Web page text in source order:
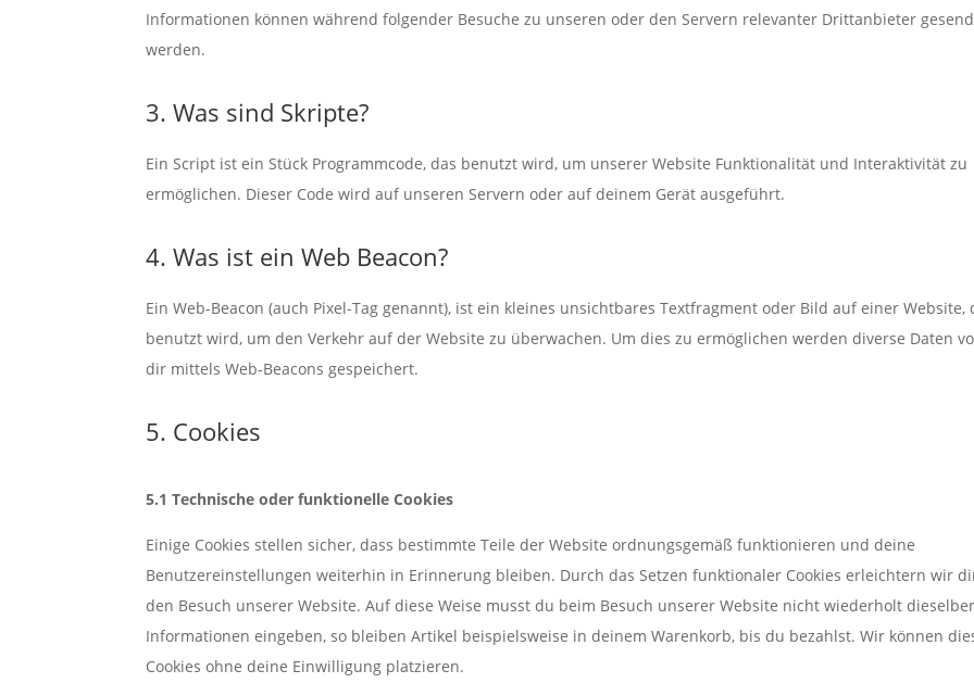
Informationen können während folgender Besuche zu unseren oder den Servern relevanter Drittanbieter
werden.
3. Was sind Skripte?
Ein Script ist ein Stück Programmcode, das benutzt wird, um unserer Website Funktionalität und Interaktivität zu
ermöglichen. Dieser Code wird auf unseren Servern oder auf deinem Gerät ausgeführt.
4. Was ist ein Web Beacon?
Ein Web-Beacon (auch Pixel-Tag genannt), ist ein kleines unsichtbares Textfragment oder Bild auf einer Website,
benutzt wird, um den Verkehr auf der Website zu überwachen. Um dies zu ermöglichen werden diverse Daten
dir mittels Web-Beacons gespeichert.
5. Cookies
5.1 Technische oder funktionelle Cookies
Einige Cookies stellen sicher, dass bestimmte Teile der Website ordnungsgemäß funktionieren und deine
Benutzereinstellungen weiterhin in Erinnerung bleiben. Durch das Setzen funktionaler Cookies erleichtern wir
den Besuch unserer Website. Auf diese Weise musst du beim Besuch unserer Website nicht wiederholt
Informationen eingeben, so bleiben Artikel beispielsweise in deinem Warenkorb, bis du bezahlst. Wir können
Cookies ohne deine Einwilligung platzieren.